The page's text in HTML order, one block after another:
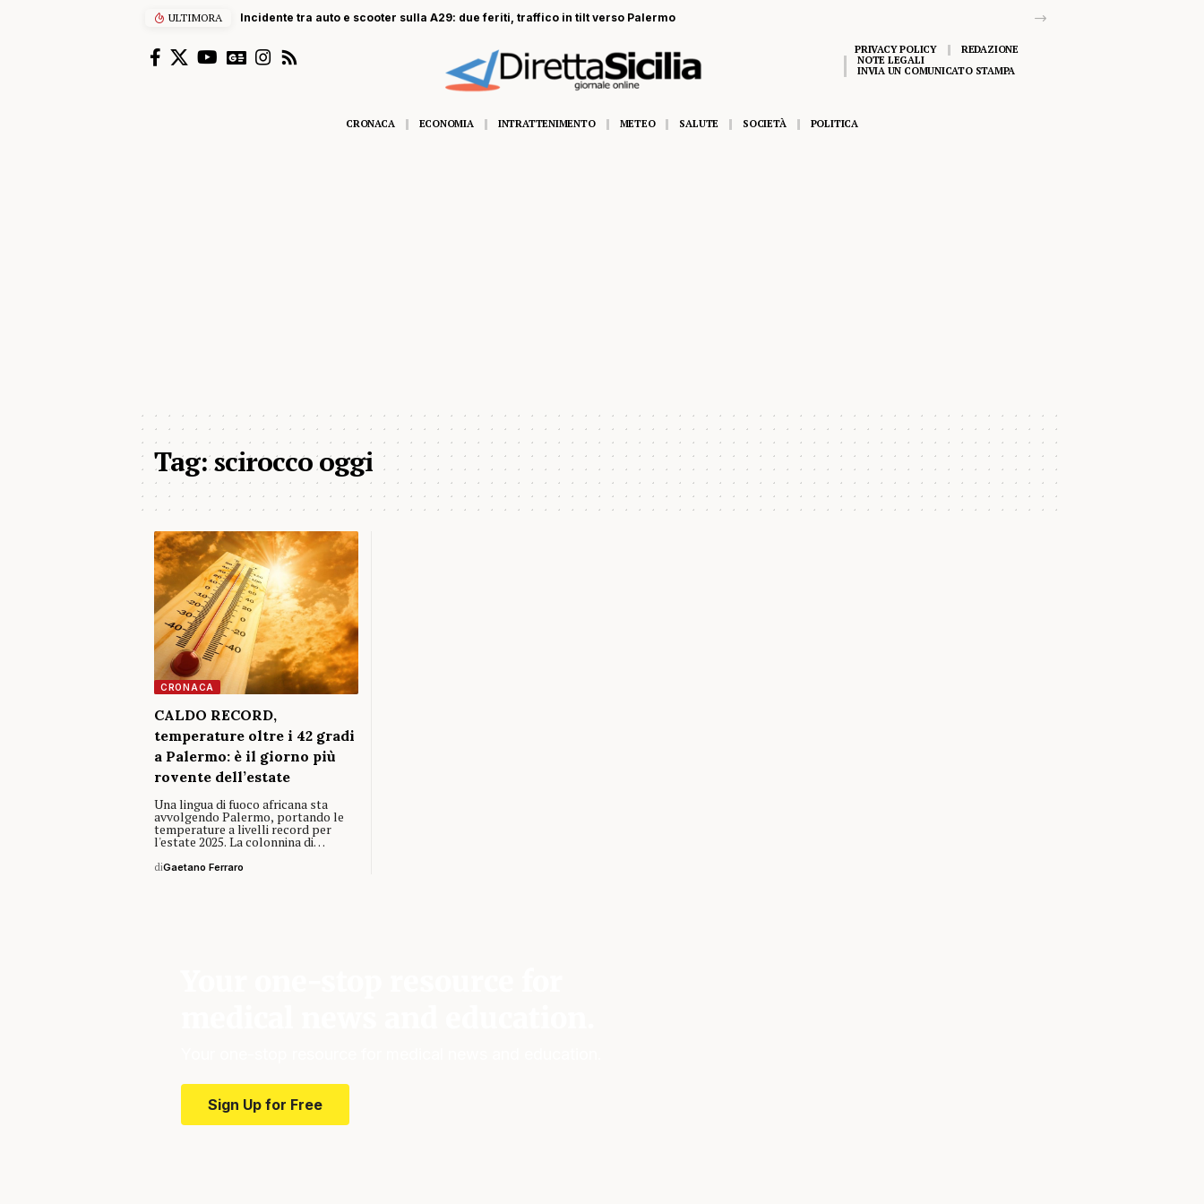
ULTIMORA Incidente tra auto e scooter sulla A29: due feriti, traffico in tilt verso Palermo
PRIVACY POLICY
REDAZIONE
NOTE LEGALI
INVIA UN COMUNICATO STAMPA
CRONACA ECONOMIA INTRATTENIMENTO METEO SALUTE SOCIETÀ POLITICA
Tag:scirocco oggi
CRONACA
CALDO RECORD,
temperature oltre i 42 gradi
a Palermo: è il giorno più
rovente dell’estate
Una lingua di fuoco africana sta
avvolgendo Palermo, portando le
temperature a livelli record per
l'estate 2025. La colonnina di…
diGaetano Ferraro
Sign Up for Free